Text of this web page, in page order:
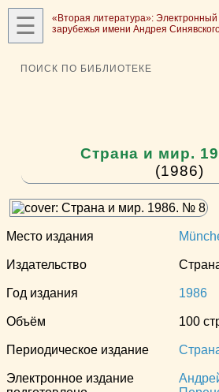
☰
«Вторая литература»: Электронный
зарубежья имени Андрея
ПОИСК ПО БИБЛИОТЕКЕ
Страна и мир.
(1986)
Место издания
Издательство
Год издания 1986
Объём 100
Периодическое издание
Электронное издание